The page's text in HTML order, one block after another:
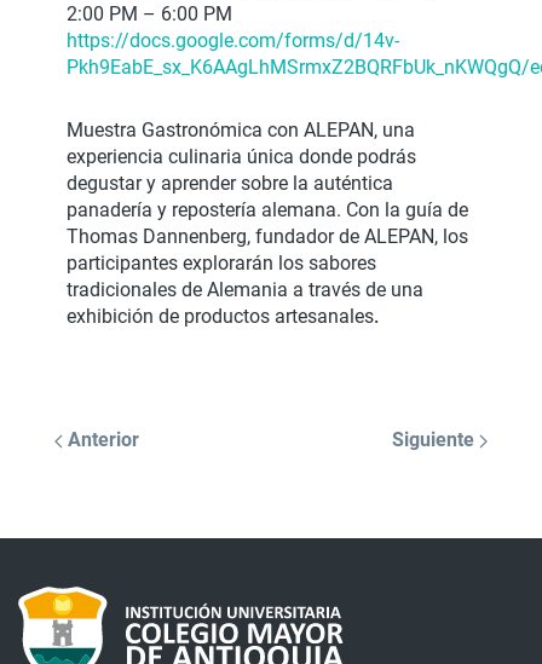
2:00 PM – 6:00 PM
https://docs.google.com/forms/d/14v-
Pkh9EabE_sx_K6AAgLhMSrmxZ2BQRFbUk_nKWQgQ/
Muestra Gastronómica con ALEPAN, una
experiencia culinaria única donde podrás
degustar y aprender sobre la auténtica
panadería y repostería alemana. Con la guía de
Thomas Dannenberg, fundador de ALEPAN, los
participantes explorarán los sabores
tradicionales de Alemania a través de una
exhibición de productos artesanales.
Anterior Siguiente